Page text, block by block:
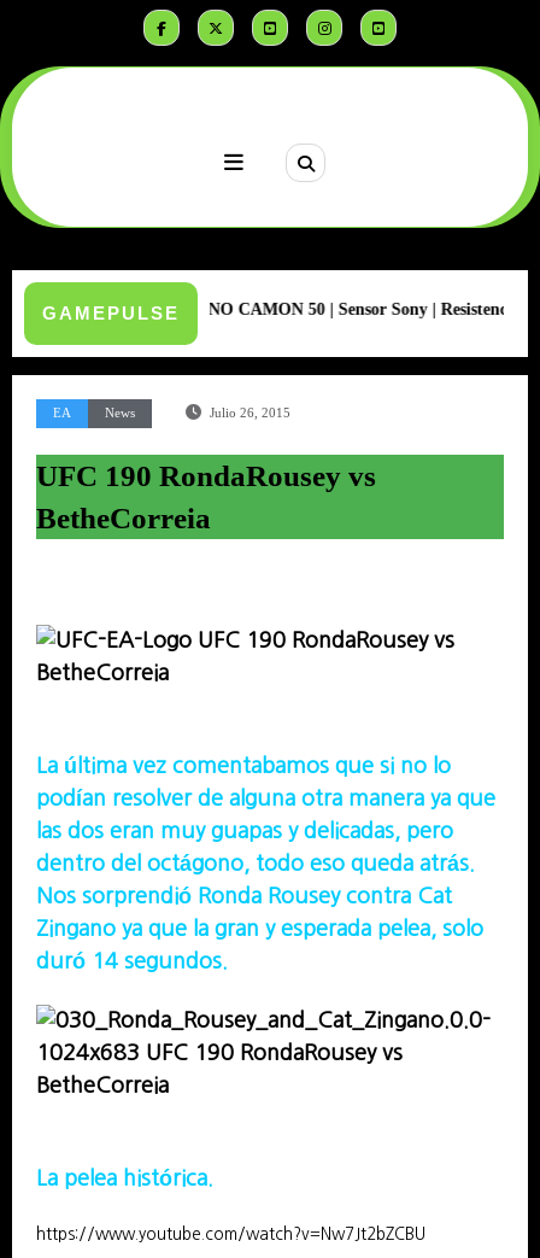
GAMEPULSE
TECNO CAMON 50 | Sensor Sony | Resistencia Extrema
EA News Julio 26, 2015
UFC 190 RondaRousey vs
BetheCorreia
La última vez comentabamos que si no lo
podían resolver de alguna otra manera ya que
las dos eran muy guapas y delicadas, pero
dentro del octágono, todo eso queda atrás.
Nos sorprendió Ronda Rousey contra Cat
Zingano ya que la gran y esperada pelea, solo
duró 14 segundos.
La pelea histórica.
https://www.youtube.com/watch?v=Nw7Jt2bZCBU